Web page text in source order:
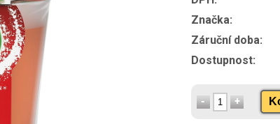
Značka:
Záruční doba:
Dostupnost: